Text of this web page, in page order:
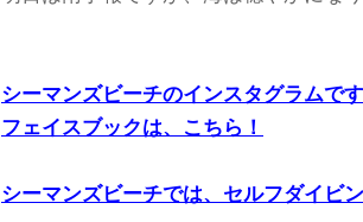
シーマンズビーチのインスタグラムで
フェイスブックは、こちら！
シーマンズビーチでは、セルフダイビ